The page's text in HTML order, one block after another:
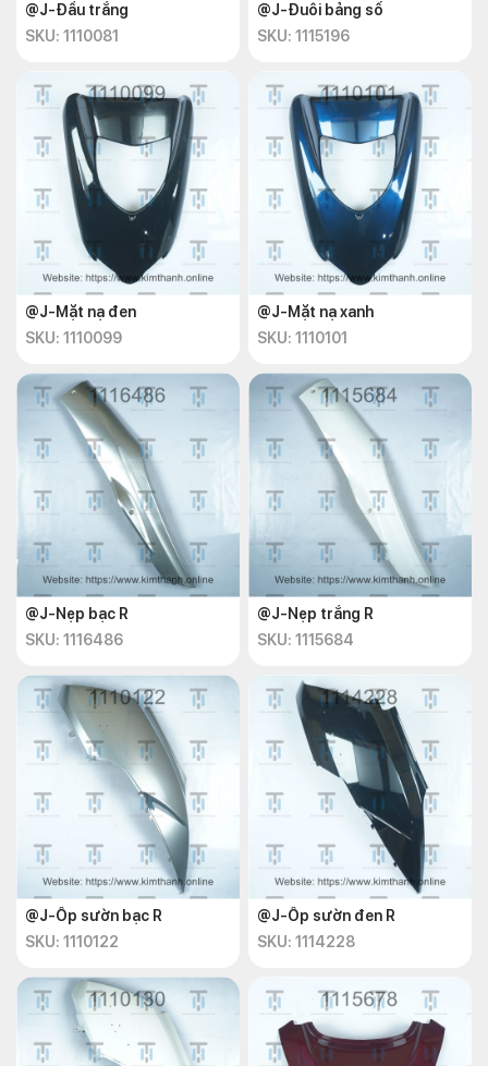
@J-Đầu trắng
SKU: 1110081
@J-Đuôi bảng số
SKU: 1115196
@J-Mặt nạ đen
SKU: 1110099
@J-Mặt nạ xanh
SKU: 1110101
@J-Nẹp bạc R
SKU: 1116486
@J-Nẹp trắng R
SKU: 1115684
@J-Ốp sườn bạc R
SKU: 1110122
@J-Ốp sườn đen R
SKU: 1114228